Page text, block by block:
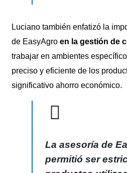
Luciano también enfatizó la
de EasyAgro en la gestión de
trabajar en ambientes
preciso y eficiente de los
significativo ahorro económico.
La asesoría de
permitió ser